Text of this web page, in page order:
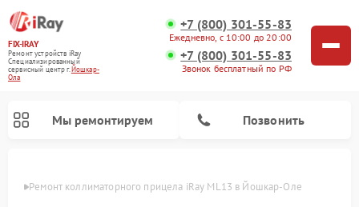
FIX-IRAY
Ремонт устройств iRay
Специализированный
cервисный центр г.Йошкар-
Ола
+7 (800) 301-55-83
Ежедневно, с 10:00 до 20:00
+7 (800) 301-55-83
Звонок бесплатный по РФ
Мы ремонтируем Позвонить
Оле Ремонт коллиматорного прицела iRay ML13 в Йошкар-Оле